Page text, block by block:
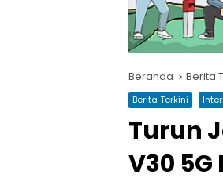
Beranda Berita
Berita Terkini
Turun
V30